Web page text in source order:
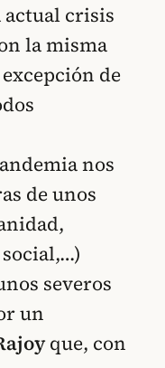
actual crisis
la misma
de
nos
de unos
severos
un
que, con